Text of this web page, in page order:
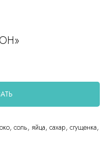
соль, яйца, сахар, сгущенка,